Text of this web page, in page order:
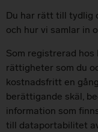
Du har rätt till tydlig
och hur vi samlar in
Som registrerad hos
rättigheter som du
kostnadsfritt en
berättigande skäl,
information som
till dataportabilitet